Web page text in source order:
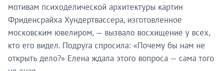
мотивам психоделической архитектуры картин
Фриденсрайха Хундертвассера, изготовленное
московским ювелиром, — вызвало восхищение у всех,
кто его видел. Подруга спросила: «Почему бы нам не
открыть дело?» Елена ждала этого вопроса — сама того